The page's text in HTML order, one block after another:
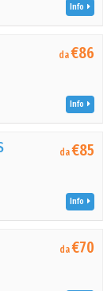
Info
da€86
Info
da€85
Info
da€70